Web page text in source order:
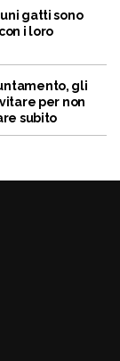
gatti sono
i loro
gli
per non
subito